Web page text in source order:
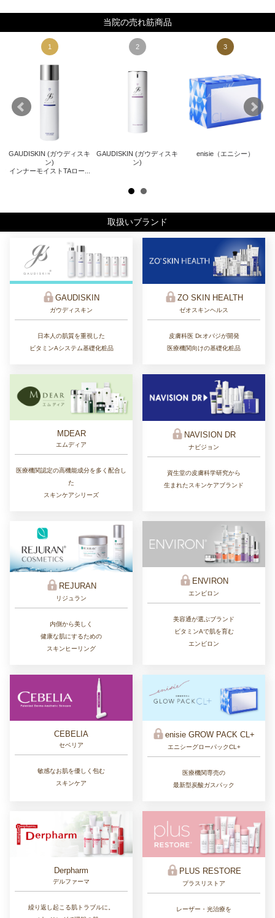
当院の売れ筋商品
1
GAUDISKIN (ガウディスキ
ン)
インナーモイストTAロー...
2
GAUDISKIN (ガウディスキ
ン)
3
enisie（エニシー）
取扱いブランド
GAUDISKIN
ガウディスキン
日本人の肌質を重視した
ビタミンAシステム基礎化粧品
ZO SKIN HEALTH
ゼオスキンヘルス
皮膚科医 Dr.オバジが開発
医療機関向けの基礎化粧品
MDEAR
エムディア
医療機関認定の高機能成分を多く配合し
た
スキンケアシリーズ
NAVISION DR
ナビジョン
資生堂の皮膚科学研究から
生まれたスキンケアブランド
REJURAN
リジュラン
内側から美しく
健康な肌にするための
スキンヒーリング
ENVIRON
エンビロン
美容通が選ぶブランド
ビタミンAで肌を育む
エンビロン
CEBELIA
セベリア
敏感なお肌を優しく包む
スキンケア
enisie GROW PACK CL+
エニシーグローパックCL+
医療機関専売の
最新型炭酸ガスパック
Derpharm
デルファーマ
繰り返し起こる肌トラブルに。
PLUS RESTORE
プラスリストア
レーザー・光治療を